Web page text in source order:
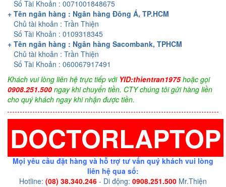
Số Tài Khoản : 0071001848675
+ Tên ngân hàng : Ngân hàng Đông Á, TP.HCM
Chủ tài khoản : Trần Thiện
Số Tài Khoản : 0109318345
+ Tên ngân hàng : Ngân hàng Sacombank, TPHCM
Chủ tài khoản : Trần Thiện
Số Tài Khoản : 060067917491
Khách vui lòng liên hệ trực tiếp với YID:thientran1975hoặc gọi
0908.251.500 ngay khi chuyển tiền. CTY chúng tôi gửi hàng liền
cho quý khách ngay khi nhận được tiền.
DOCTORLAPTOP
Mọi yêu cầu đặt hàng và hỗ trợ tư vấn quý khách vui lòng
liên hệ qua số:
Hotline: (08) 38.340.246 - Di động: 0908.251.500 Mr.Thiện